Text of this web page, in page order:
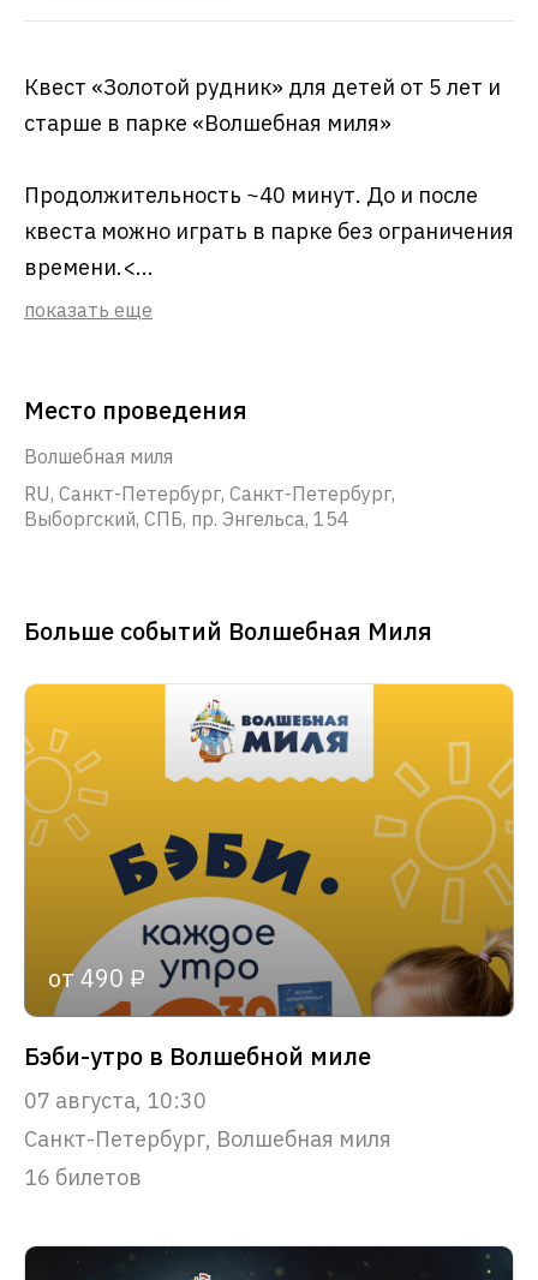
Квест «Золотой рудник» для детей от 5 лет и
старше в парке «Волшебная миля»
Продолжительность ~40 минут. До и после
квеста можно играть в парке без ограничения
времени.<...
показать еще
Место проведения
Волшебная миля
RU, Санкт-Петербург, Санкт-Петербург,
Выборгский, СПБ, пр. Энгельса, 154
Больше событий Волшебная Миля
от 490 ₽
Бэби-утро в Волшебной миле
07 августа, 10:30
Санкт-Петербург, Волшебная миля
16 билетов